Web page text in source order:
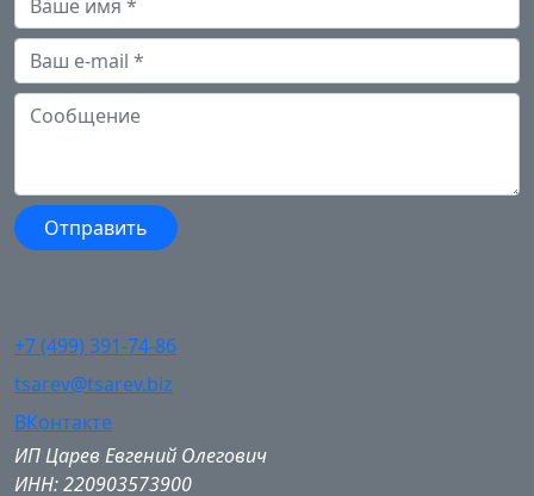
+7 (499) 391-74-86
tsarev@tsarev.biz
ВКонтакте
ИП Царев Евгений Олегович
ИНН: 220903573900